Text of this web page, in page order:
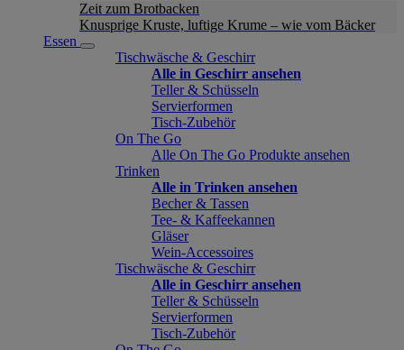
Zeit zum Brotbacken
Knusprige Kruste, luftige Krume – wie vom Bäcker
Essen
Tischwäsche & Geschirr
Alle in Geschirr ansehen
Teller & Schüsseln
Servierformen
Tisch-Zubehör
On The Go
Alle On The Go Produkte ansehen
Trinken
Alle in Trinken ansehen
Becher & Tassen
Tee- & Kaffeekannen
Gläser
Wein-Accessoires
Tischwäsche & Geschirr
Alle in Geschirr ansehen
Teller & Schüsseln
Servierformen
Tisch-Zubehör